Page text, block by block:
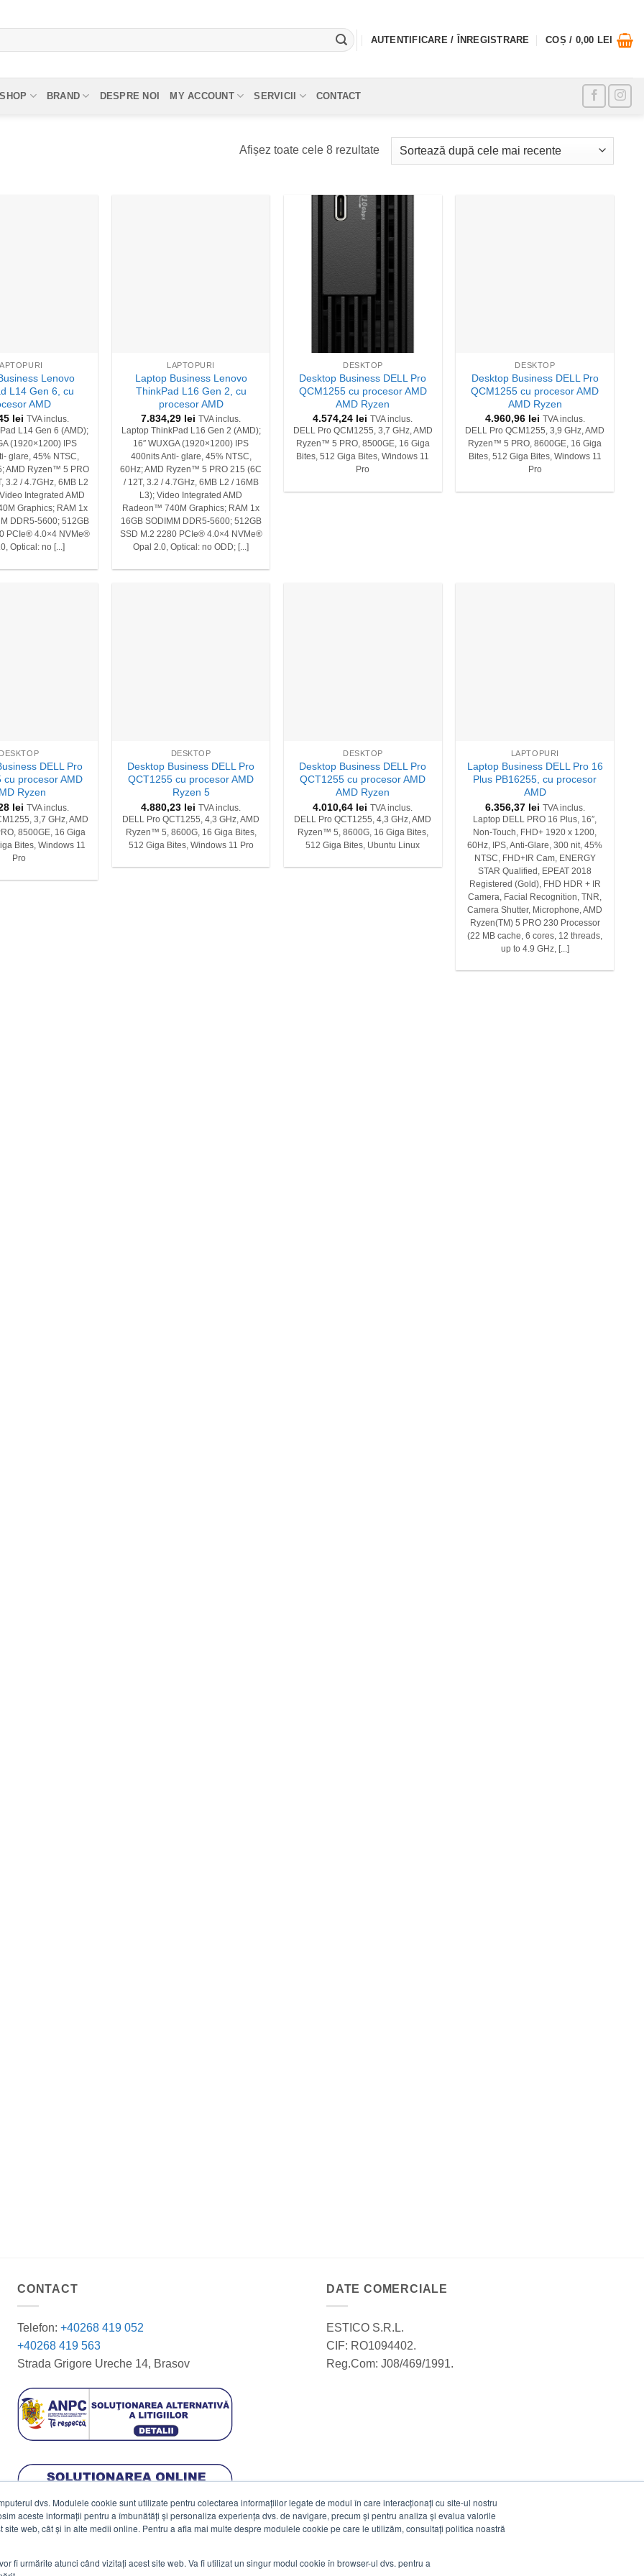
dvs. Modulele cookie sunt utilizate pentru colectarea informațiilor legate de modul în care interacționați cu site-ul nostru
aceste informații pentru a îmbunătăți și personaliza experiența dvs. de navigare, precum și pentru analiza și evalua valorile
web, cât și în alte medii online. Pentru a afla mai multe despre modulele cookie pe care le utilizăm, consultați politica noastră
fi urmărite atunci când vizitați acest site web. Va fi utilizat un singur modul cookie în browser-ul dvs. pentru a
AUTENTIFICARE / ÎNREGISTRARE COȘ / 0,00 LEI
SHOP BRAND DESPRE NOI MY ACCOUNT SERVICII CONTACT
Afișez toate cele 8 rezultateSortat
după
mai
recente
Lenovo
L14 Gen 6, cu
AMD
lei
TVA inclus.
L14 Gen 6 (AMD);
(1920×1200) IPS
glare, 45% NTSC,
AMD Ryzen™ 5 PRO
3.2 / 4.7GHz, 6MB L2
Integrated AMD
Graphics; RAM 1x
DDR5-5600; 512GB
PCIe® 4.0×4 NVMe®
Optical: no [...]
LAPTOPURI
Laptop Business Lenovo
ThinkPad L16 Gen 2, cu
procesor AMD
7.834,29 lei
TVA inclus.
Laptop ThinkPad L16 Gen 2 (AMD);
16″ WUXGA (1920×1200) IPS
400nits Anti- glare, 45% NTSC,
60Hz; AMD Ryzen™ 5 PRO 215 (6C
/ 12T, 3.2 / 4.7GHz, 6MB L2 / 16MB
L3); Video Integrated AMD
Radeon™ 740M Graphics; RAM 1x
16GB SODIMM DDR5-5600; 512GB
SSD M.2 2280 PCIe® 4.0×4 NVMe®
Opal 2.0, Optical: no ODD; [...]
DESKTOP
Desktop Business DELL Pro
QCM1255 cu procesor AMD
AMD Ryzen
4.574,24 lei
TVA inclus.
DELL Pro QCM1255, 3,7 GHz, AMD
Ryzen™ 5 PRO, 8500GE, 16 Giga
Bites, 512 Giga Bites, Windows 11
Pro
DESKTOP
Desktop Business DELL Pro
QCM1255 cu procesor AMD
AMD Ryzen
4.960,96 lei
TVA inclus.
DELL Pro QCM1255, 3,9 GHz, AMD
Ryzen™ 5 PRO, 8600GE, 16 Giga
Bites, 512 Giga Bites, Windows 11
Pro
DESKTOP
DELL Pro
cu procesor AMD
Ryzen
lei TVA inclus.
3,7 GHz, AMD
8500GE, 16 Giga
Bites, Windows 11
Pro
DESKTOP
Desktop Business DELL Pro
QCT1255 cu procesor AMD
Ryzen 5
4.880,23 lei TVA inclus.
DELL Pro QCT1255, 4,3 GHz, AMD
Ryzen™ 5, 8600G, 16 Giga Bites,
512 Giga Bites, Windows 11 Pro
DESKTOP
Desktop Business DELL Pro
QCT1255 cu procesor AMD
AMD Ryzen
4.010,64 lei TVA inclus.
DELL Pro QCT1255, 4,3 GHz, AMD
Ryzen™ 5, 8600G, 16 Giga Bites,
512 Giga Bites, Ubuntu Linux
LAPTOPURI
Laptop Business DELL Pro 16
Plus PB16255, cu procesor
AMD
6.356,37 lei TVA inclus.
Laptop DELL PRO 16 Plus, 16″,
Non-Touch, FHD+ 1920 x 1200,
60Hz, IPS, Anti-Glare, 300 nit, 45%
NTSC, FHD+IR Cam, ENERGY
STAR Qualified, EPEAT 2018
Registered (Gold), FHD HDR + IR
Camera, Facial Recognition, TNR,
Camera Shutter, Microphone, AMD
Ryzen(TM) 5 PRO 230 Processor
(22 MB cache, 6 cores, 12 threads,
up to 4.9 GHz, [...]
CONTACT
Telefon: +40268 419 052
+40268 419 563
Strada Grigore Ureche 14, Brasov
DATE COMERCIALE
ESTICO S.R.L.
CIF: RO1094402.
Reg.Com: J08/469/1991.